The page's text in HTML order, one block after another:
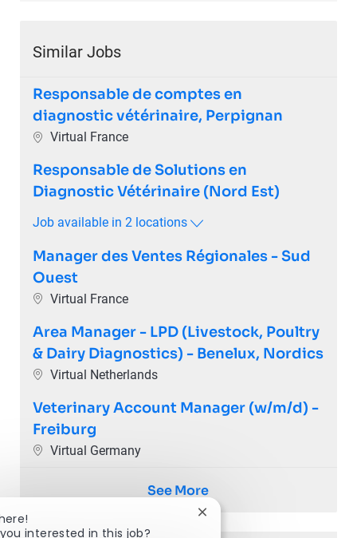
Similar Jobs
Responsable de comptes en
diagnostic vétérinaire, Perpignan
Location
Virtual France
Responsable de Solutions en
Diagnostic Vétérinaire (Nord Est)
Job available in 2 locations
Manager des Ventes Régionales - Sud
Ouest
Location
Virtual France
Area Manager - LPD (Livestock, Poultry
& Dairy Diagnostics) - Benelux, Nordics
Location
Virtual Netherlands
Veterinary Account Manager (w/m/d) -
Freiburg
Location
Virtual Germany
See More
interested in this job?
Close chatbot notification